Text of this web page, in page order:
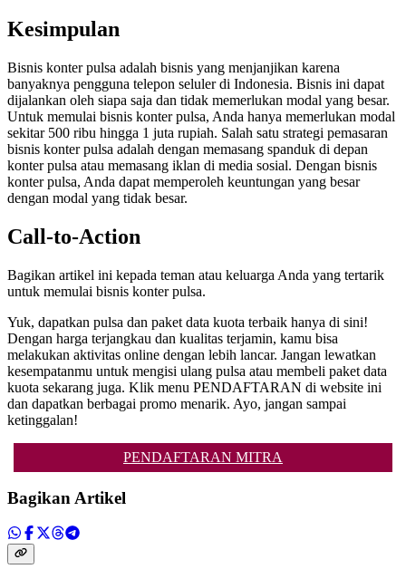
Kesimpulan
Bisnis konter pulsa adalah bisnis yang menjanjikan karena
banyaknya pengguna telepon seluler di Indonesia. Bisnis ini dapat
dijalankan oleh siapa saja dan tidak memerlukan modal yang besar.
Untuk memulai bisnis konter pulsa, Anda hanya memerlukan modal
sekitar 500 ribu hingga 1 juta rupiah. Salah satu strategi pemasaran
bisnis konter pulsa adalah dengan memasang spanduk di depan
konter pulsa atau memasang iklan di media sosial. Dengan bisnis
konter pulsa, Anda dapat memperoleh keuntungan yang besar
dengan modal yang tidak besar.
Call-to-Action
Bagikan artikel ini kepada teman atau keluarga Anda yang tertarik
untuk memulai bisnis konter pulsa.
Yuk, dapatkan pulsa dan paket data kuota terbaik hanya di sini!
Dengan harga terjangkau dan kualitas terjamin, kamu bisa
melakukan aktivitas online dengan lebih lancar. Jangan lewatkan
kesempatanmu untuk mengisi ulang pulsa atau membeli paket data
kuota sekarang juga. Klik menu PENDAFTARAN di website ini
dan dapatkan berbagai promo menarik. Ayo, jangan sampai
ketinggalan!
PENDAFTARAN MITRA
Bagikan Artikel